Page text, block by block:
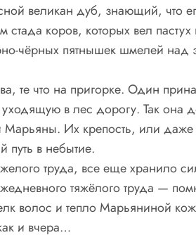
великан дуб, знающий, что
коров, которых вел
чёрных пятнышек шмелей над
те что на пригорке. Один
в лес дорогу. Так она
Их крепость, или даже
в небытие.
труда, все еще хранило
тяжёлого труда —
волос и тепло Марьяниной
и вчера…